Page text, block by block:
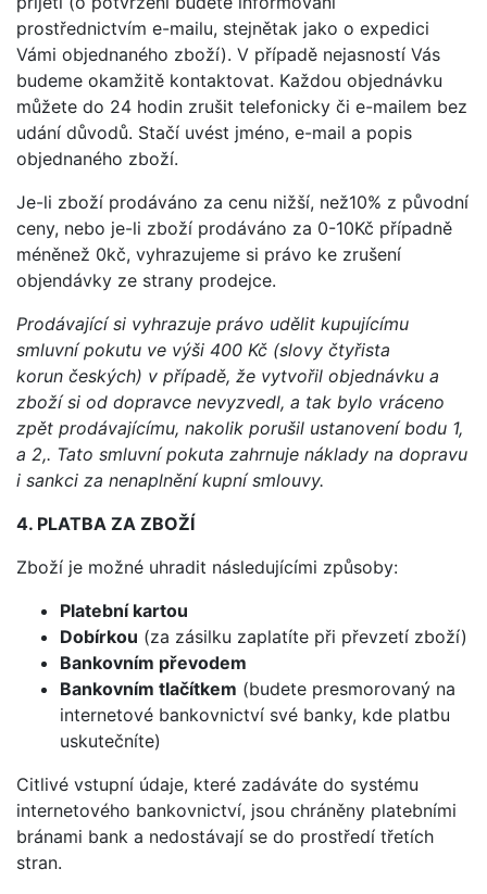
prostřednictvím e-mailu, stejnětak jako o expedici
Vámi objednaného zboží). V případě nejasností Vás
budeme okamžitě kontaktovat. Každou objednávku
můžete do 24 hodin zrušit telefonicky či e-mailem bez
udání důvodů. Stačí uvést jméno, e-mail a popis
objednaného zboží.
Je-li zboží prodáváno za cenu nižší, než10% z původní
ceny, nebo je-li zboží prodáváno za 0-10Kč případně
méněnež 0kč, vyhrazujeme si právo ke zrušení
objendávky ze strany prodejce.
Prodávající si vyhrazuje právo udělit kupujícímu
smluvní pokutu ve výši 400 Kč (slovy čtyřista
korun českých) v případě, že vytvořil objednávku a
zboží si od dopravce nevyzvedl, a tak bylo vráceno
zpět prodávajícímu, nakolik porušil ustanovení bodu 1,
a 2,. Tato smluvní pokuta zahrnuje náklady na dopravu
i sankci za nenaplnění kupní smlouvy.
4. PLATBA ZA ZBOŽÍ
Zboží je možné uhradit následujícími způsoby:
Platební kartou
Dobírkou (za zásilku zaplatíte při převzetí zboží)
Bankovním převodem
Bankovním tlačítkem (budete presmorovaný na
internetové bankovnictví své banky, kde platbu
uskutečníte)
Citlivé vstupní údaje, které zadáváte do systému
internetového bankovnictví, jsou chráněny platebními
bránami bank a nedostávají se do prostředí třetích
stran.